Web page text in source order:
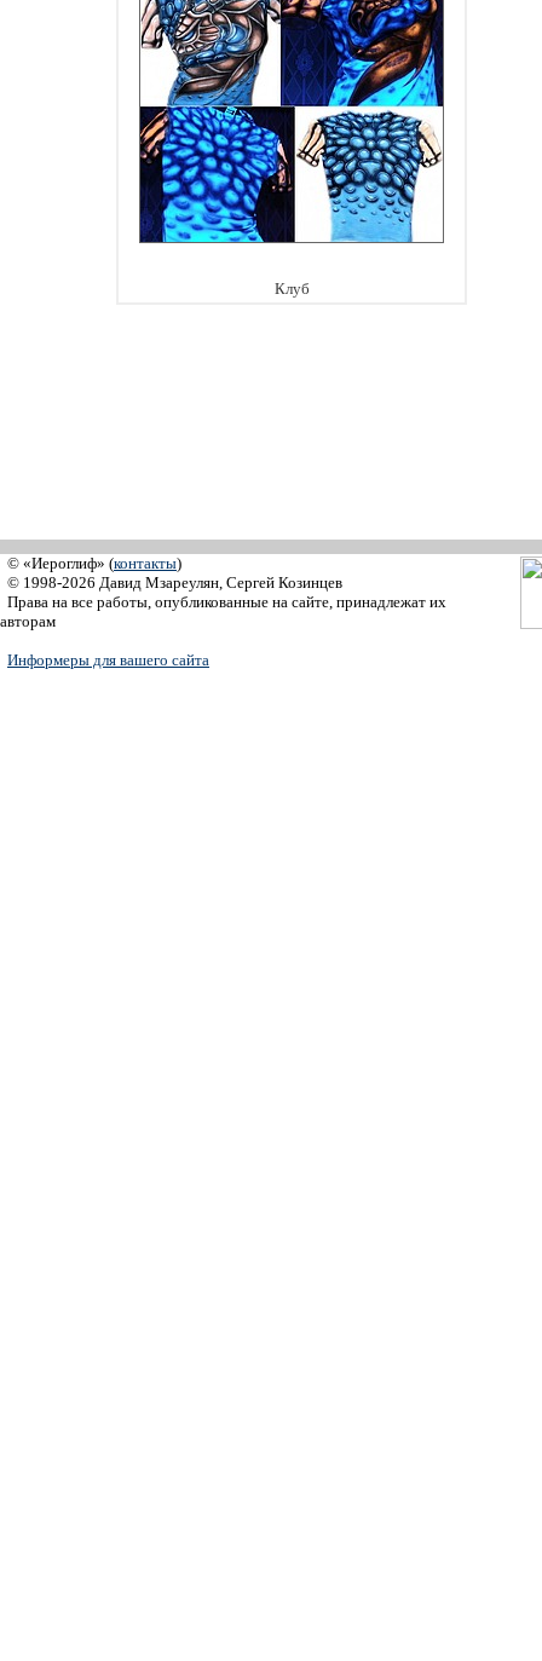
Клуб
© «Иероглиф» (контакты)
© 1998-2026 Давид Мзареулян, Сергей Козинцев
Права на все работы, опубликованные на сайте, принадлежат их
авторам
Информеры для вашего сайта